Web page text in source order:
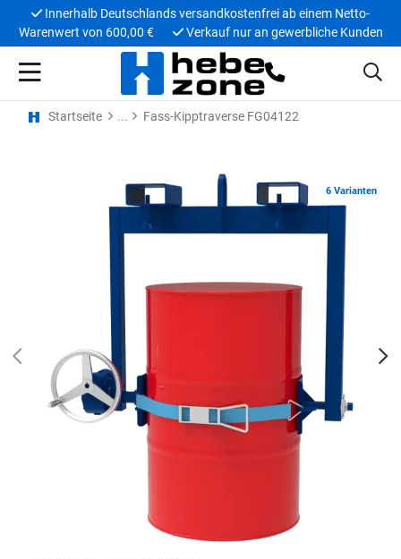
Innerhalb Deutschlands versandkostenfrei ab einem Netto-
Warenwert von 600,00 €
Verkauf nur an gewerbliche Kunden
Startseite Fass-Kipptraverse FG04122
PREV
6 Varianten